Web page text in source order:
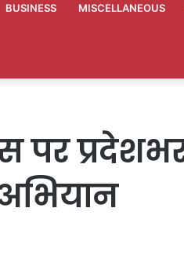
BUSINESS MISCELLANEOUS
पर